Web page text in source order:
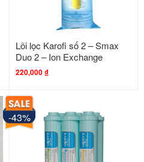
Lõi lọc Karofi số 2 – Smax
Duo 2 – Ion Exchange
220,000₫
-43%